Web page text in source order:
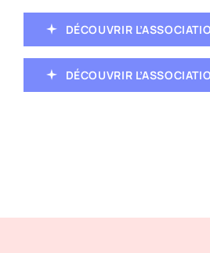
DÉCOUVRIR
DÉCOUVRIR